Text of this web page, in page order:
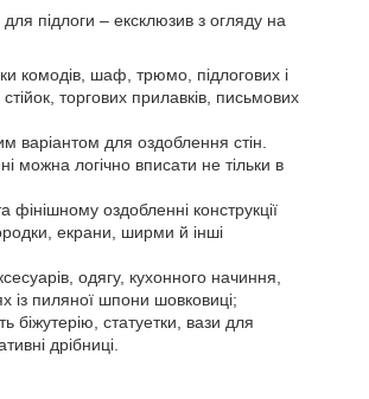
підлоги – ексклюзив з огляду на
комодів, шаф, трюмо, підлогових і
торгових прилавків, письмових
варіантом для оздоблення стін.
можна логічно вписати не тільки в
оздобленні конструкції
екрани, ширми й інші
одягу, кухонного начиння,
із пиляної шпони шовковиці;
біжутерію, статуетки, вази для
дрібниці.